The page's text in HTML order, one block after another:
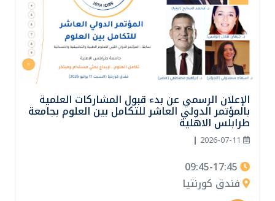
الإعلان الرسمي عن بدء قبول المشاركات العلمية
بالمؤتمر الدولي العاشر للتكامل بين العلوم بجامعة
طرابلس الاهلية
2026-07-11
|
09:45-17:45
فندق كورنتيا